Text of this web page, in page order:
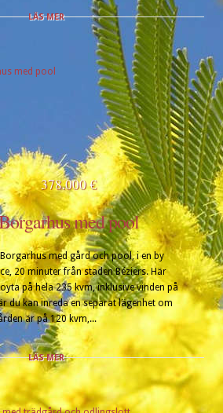
LÄS MER
378.000 €
med pool
Borgarhus med gård och pool, i en by
20 minuter från staden Béziers. Här
på hela 235 kvm, inklusive vinden på
du kan inreda en separat lägenhet om
är på 120 kvm,...
LÄS MER